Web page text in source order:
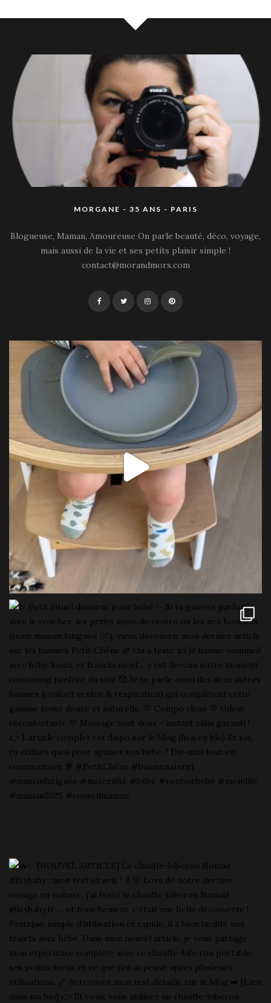
MORGANE - 35 ANS - PARIS
Blogueuse, Maman, Amoureuse On parle beauté, déco, voyage,
mais aussi de la vie et ses petits plaisir simple !
contact@morandmors.com